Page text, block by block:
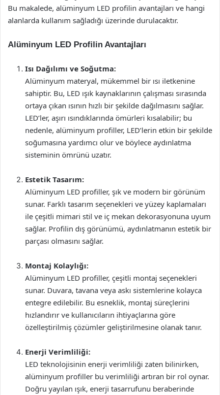
Bu makalede, alüminyum LED profilin avantajları ve hangi
alanlarda kullanım sağladığı üzerinde durulacaktır.
Alüminyum LED Profilin Avantajları
Isı Dağılımı ve Soğutma:
Alüminyum materyal, mükemmel bir ısı iletkenine
sahiptir. Bu, LED ışık kaynaklarının çalışması sırasında
ortaya çıkan ısının hızlı bir şekilde dağılmasını sağlar.
LED’ler, aşırı ısındıklarında ömürleri kısalabilir; bu
nedenle, alüminyum profiller, LED’lerin etkin bir şekilde
soğumasına yardımcı olur ve böylece aydınlatma
sisteminin ömrünü uzatır.
Estetik Tasarım:
Alüminyum LED profiller, şık ve modern bir görünüm
sunar. Farklı tasarım seçenekleri ve yüzey kaplamaları
ile çeşitli mimari stil ve iç mekan dekorasyonuna uyum
sağlar. Profilin dış görünümü, aydınlatmanın estetik bir
parçası olmasını sağlar.
Montaj Kolaylığı:
Alüminyum LED profiller, çeşitli montaj seçenekleri
sunar. Duvara, tavana veya askı sistemlerine kolayca
entegre edilebilir. Bu esneklik, montaj süreçlerini
hızlandırır ve kullanıcıların ihtiyaçlarına göre
özelleştirilmiş çözümler geliştirilmesine olanak tanır.
Enerji Verimliliği:
LED teknolojisinin enerji verimliliği zaten bilinirken,
alüminyum profiller bu verimliliği artıran bir rol oynar.
Doğru yayılan ışık, enerji tasarrufunu beraberinde